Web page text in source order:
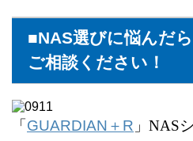
■NAS選びに悩んだ
ご相談ください！
「 GUARDIAN＋R 」NAS